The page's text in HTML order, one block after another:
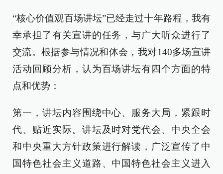
“核心价值观百场讲坛”已经走过十年路程，我有
幸承担了有关宣讲的任务，与广大听众进行了
交流。根据参与情况和体会，我对140多场宣讲
活动回顾分析，认为百场讲坛有四个方面的特
点和优势：
第一，讲坛内容围绕中心、服务大局，紧跟时
代、贴近实际。讲坛及时对党代会、中央全会
和中央重大方针政策进行解读，广泛宣传了中
国特色社会主义道路、中国特色社会主义进入